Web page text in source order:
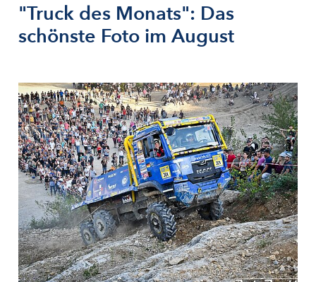
"Truck des Monats": Das
schönste Foto im August